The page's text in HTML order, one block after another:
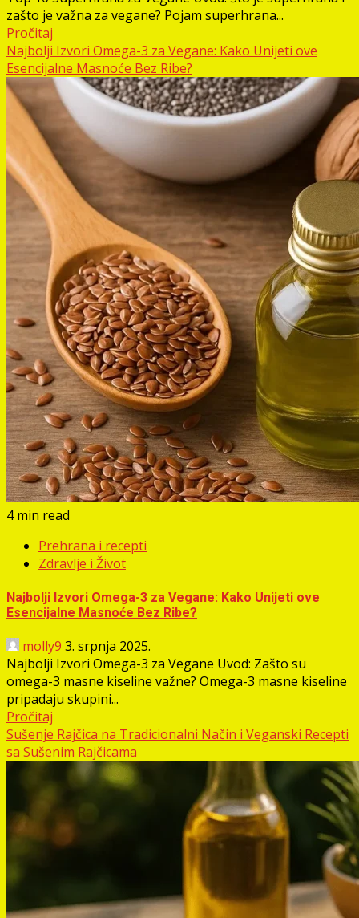
zašto je važna za vegane? Pojam superhrana...
Pročitaj
Najbolji Izvori Omega-3 za Vegane: Kako Unijeti ove
Esencijalne Masnoće Bez Ribe?
4 min read
Prehrana i recepti
Zdravlje i Život
Najbolji Izvori Omega-3 za Vegane: Kako Unijeti ove
Esencijalne Masnoće Bez Ribe?
molly9 3. srpnja 2025.
Najbolji Izvori Omega-3 za Vegane Uvod: Zašto su
omega-3 masne kiseline važne? Omega-3 masne kiseline
pripadaju skupini...
Pročitaj
Sušenje Rajčica na Tradicionalni Način i Veganski Recepti
sa Sušenim Rajčicama